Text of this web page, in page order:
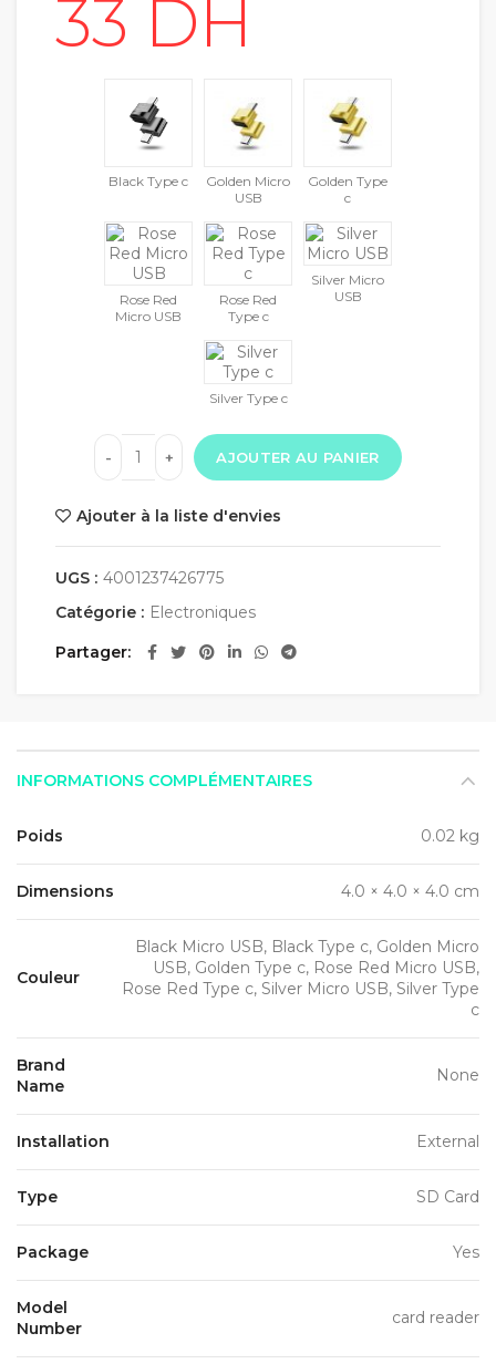
Black Type c
Golden Micro
USB
Golden Type
c
Rose Red
Micro USB
Rose Red
Type c
Silver Micro
USB
Silver Type c
AJOUTER AU PANIER
Ajouter à la liste d'envies
UGS : 4001237426775
Catégorie : Electroniques
Partager
INFORMATIONS COMPLÉMENTAIRES
Poids 0.02 kg
Dimensions 4.0 × 4.0 × 4.0 cm
Couleur
Black Micro USB, Black Type c, Golden Micro
USB, Golden Type c, Rose Red Micro USB,
Rose Red Type c, Silver Micro USB, Silver Type
c
Brand
Name
None
Installation External
Type SD Card
Package Yes
Model
Number
card reader